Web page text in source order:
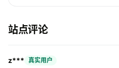
站点评论
z*** 真实用户